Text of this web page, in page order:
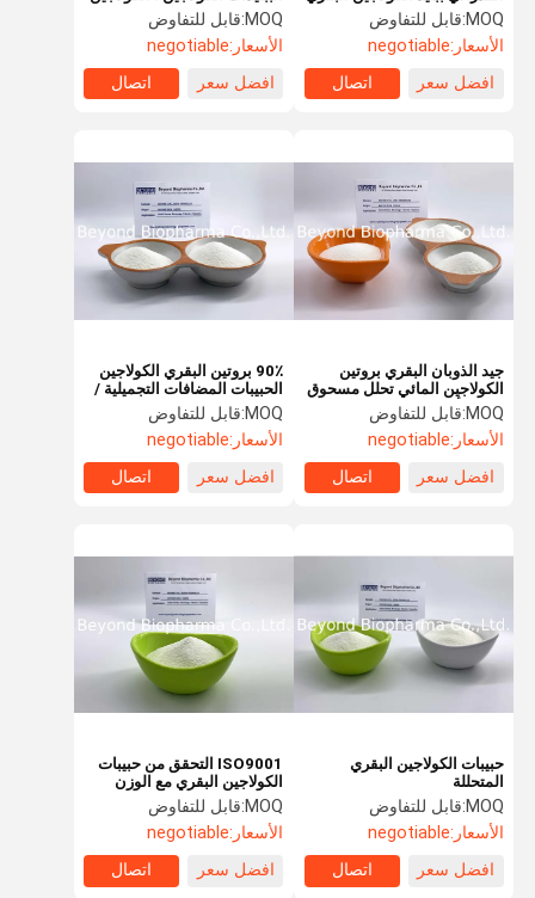
مراقبة الجودة اتصل بنا اطلب اقتباس
Company
، الكولاجين البقري المتحلل
MOQ: قابل للتفاوض
الأسعار:negotiable
افضل سعر
اتصال
مل
MOQ: قابل للتفاوض
الأسعار:negotiable
افضل سعر
اتصال
جيد الذوبان البقري بروتين
الكولاجين المائي تحلل مسحوق
علف الأبقار
MOQ: قابل للتفاوض
الأسعار:negotiable
افضل سعر
اتصال
90٪ بروتين البقري الكولاجين
الحبيبات المضافات التجميلية /
المضافات الغذائية
MOQ: قابل للتفاوض
الأسعار:negotiable
افضل سعر
اتصال
حبيبات الكولاجين البقري
المتحللة
MOQ: قابل للتفاوض
الأسعار:negotiable
افضل سعر
اتصال
ISO9001 التحقق من حبيبات
الكولاجين البقري مع الوزن
الجزيئي 1000-3000 دالتون
MOQ: قابل للتفاوض
الأسعار:negotiable
افضل سعر
اتصال